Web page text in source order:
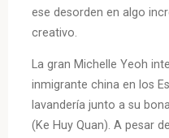
ese desorden en algo
creativo.
La gran Michelle Yeoh
inmigrante china en los
lavandería junto a su
(Ke Huy Quan). A pesar